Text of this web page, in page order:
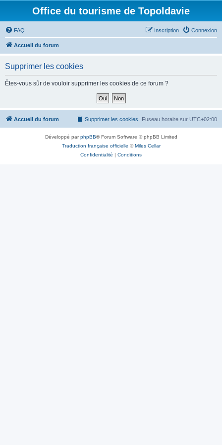
Office du tourisme de Topoldavie
FAQ Connexion
Inscription
Accueil du forum
Supprimer les cookies
Êtes-vous sûr de vouloir supprimer les cookies de ce forum ?
Accueil du forum Fuseau horaire sur UTC+02:00
Supprimer les cookies
Développé parphpBB® Forum Software © phpBB Limited
Traduction française officielle ©Miles Cellar
Confidentialité | Conditions